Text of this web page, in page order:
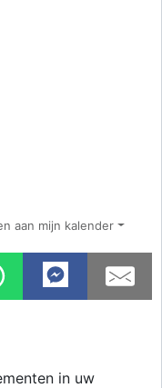
aan mijn kalender
in uw